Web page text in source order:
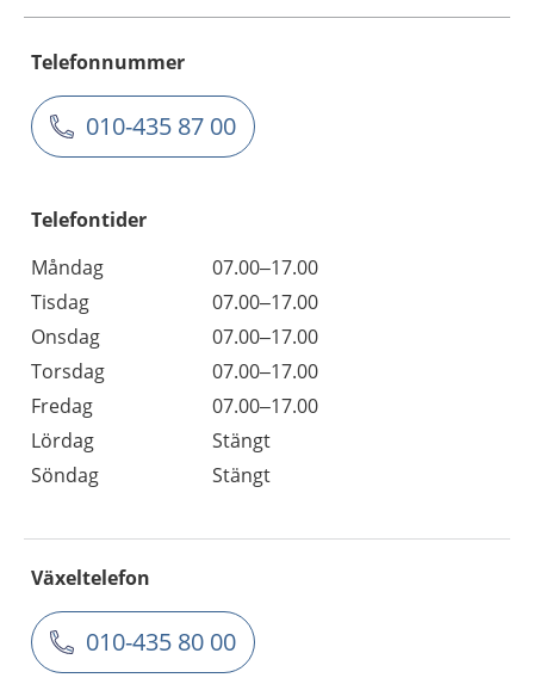
Telefonnummer
010-435 87 00
Telefontider
Måndag
07.00–17.00
Tisdag
07.00–17.00
Onsdag
07.00–17.00
Torsdag
07.00–17.00
Fredag
07.00–17.00
Lördag
Stängt
Söndag
Stängt
Växeltelefon
010-435 80 00